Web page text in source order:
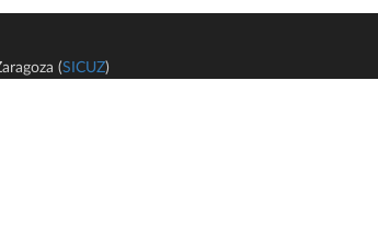
(SICUZ)